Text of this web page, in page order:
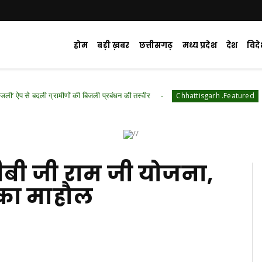
होम बड़ी ख़बर छत्तीसगढ़ मध्य प्रदेश देश
की बिजली प्रबंधन की तस्वीर Chhattisgarh .Featured जहां कभी पहुंचना
जी राम जी योजना,
माहौल